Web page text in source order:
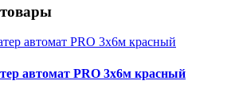
автомат PRO 3х6м красный